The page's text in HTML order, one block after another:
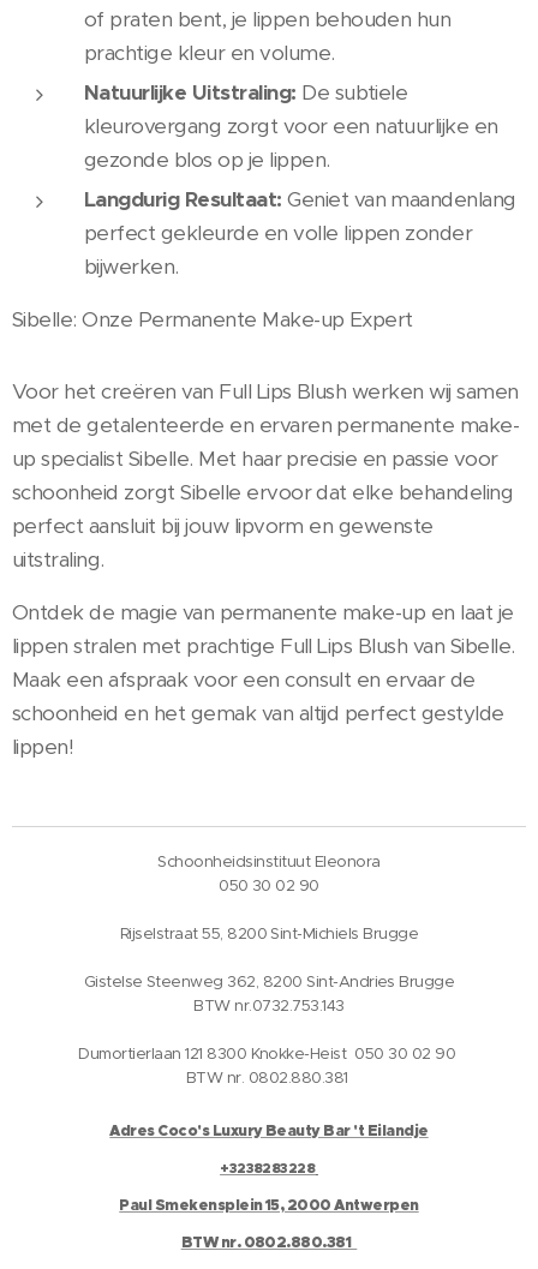
of praten bent, je lippen behouden hun
prachtige kleur en volume.
Natuurlijke Uitstraling: De subtiele
kleurovergang zorgt voor een natuurlijke en
gezonde blos op je lippen.
Langdurig Resultaat: Geniet van maandenlang
perfect gekleurde en volle lippen zonder
bijwerken.
Sibelle: Onze Permanente Make-up Expert
Voor het creëren van Full Lips Blush werken wij samen
met de getalenteerde en ervaren permanente make-
up specialist Sibelle. Met haar precisie en passie voor
schoonheid zorgt Sibelle ervoor dat elke behandeling
perfect aansluit bij jouw lipvorm en gewenste
uitstraling.
Ontdek de magie van permanente make-up en laat je
lippen stralen met prachtige Full Lips Blush van Sibelle.
Maak een afspraak voor een consult en ervaar de
schoonheid en het gemak van altijd perfect gestylde
lippen!
Schoonheidsinstituut Eleonora
050 30 02 90
Rijselstraat 55, 8200 Sint-Michiels Brugge
Gistelse Steenweg 362, 8200 Sint-Andries Brugge
BTW nr.0732.753.143
Dumortierlaan 121 8300 Knokke-Heist 050 30 02 90
BTW nr. 0802.880.381
Adres Coco's Luxury Beauty Bar 't Eilandje
+3238283228
Paul Smekensplein 15, 2000 Antwerpen
BTW nr. 0802.880.381